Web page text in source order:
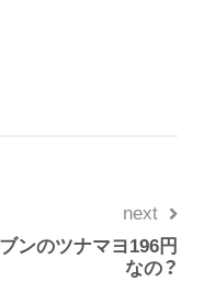
next
ンのツナマヨ196円
なの？